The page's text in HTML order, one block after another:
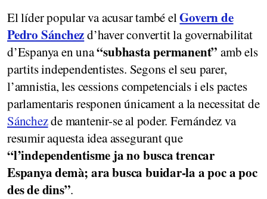
El líder popular va acusar també elGovern de
Pedro Sánchezd’haver convertit la governabilitat
d’Espanya en una“subhasta permanent” amb els
partits independentistes. Segons el seu parer,
l’amnistia, les cessions competencials i els pactes
parlamentaris responen únicament a la necessitat de
Sánchezde mantenir-se al poder. Fernández va
resumir aquesta idea assegurant que
“l’independentisme ja no busca trencar
Espanya demà; ara busca buidar-la a poc a poc
des de dins”.